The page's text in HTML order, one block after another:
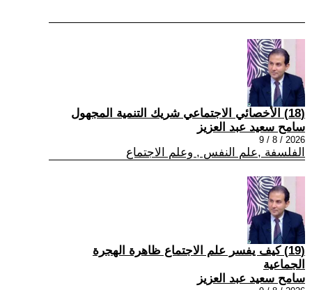
(18) الأخصائي الاجتماعي شريك التنمية المجهول
سامح سعيد عبد العزيز
2026 / 8 / 9
الفلسفة ,علم النفس , وعلم الاجتماع
(19) كيف يفسر علم الاجتماع ظاهرة الهجرة
الجماعية
سامح سعيد عبد العزيز